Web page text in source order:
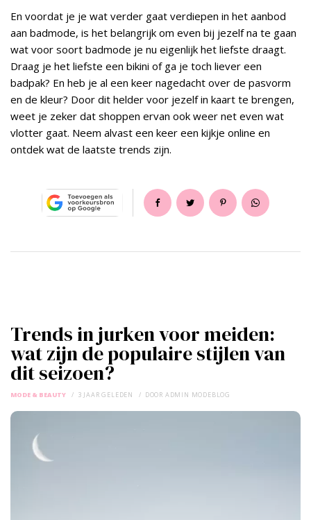
En voordat je je wat verder gaat verdiepen in het aanbod
aan badmode, is het belangrijk om even bij jezelf na te gaan
wat voor soort badmode je nu eigenlijk het liefste draagt.
Draag je het liefste een bikini of ga je toch liever een
badpak? En heb je al een keer nagedacht over de pasvorm
en de kleur? Door dit helder voor jezelf in kaart te brengen,
weet je zeker dat shoppen ervan ook weer net even wat
vlotter gaat. Neem alvast een keer een kijkje online en
ontdek wat de laatste trends zijn.
Trends in jurken voor meiden:
wat zijn de populaire stijlen van
dit seizoen?
MODE & BEAUTY 3 JAAR GELEDEN DOOR ADMIN MODEBLOG